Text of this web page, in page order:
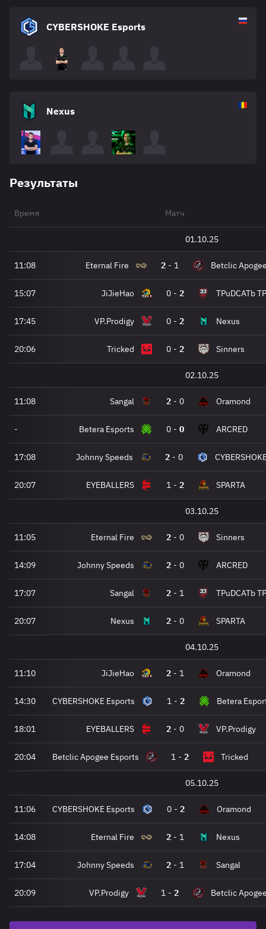
CYBERSHOKE Esports
Nexus
Результаты
Время Матч
01.10.25
11:08 Eternal Fire 2 - 1 Betclic
15:07 JiJieHao 0 - 2 TPuDCATb
17:45 VP.Prodigy 0 - 2 Nexus
20:06 Tricked 0 - 2 Sinners
02.10.25
11:08 Sangal 2 - 0 Oramond
- Betera Esports 0 - 0 ARCRED
17:08 Johnny Speeds 2 - 0
20:07 EYEBALLERS 1 - 2 SPARTA
03.10.25
11:05 Eternal Fire 2 - 0 Sinners
14:09 Johnny Speeds 2 - 0 ARCRED
17:07 Sangal 2 - 1 TPuDCATb
20:07 Nexus 2 - 0 SPARTA
04.10.25
11:10 JiJieHao 2 - 1 Oramond
14:30 CYBERSHOKE Esports 1 - 2 Betera
18:01 EYEBALLERS 2 - 0 VP.Prodigy
20:04 Betclic Apogee Esports 1 - 2 Tricked
05.10.25
11:06 CYBERSHOKE Esports 0 - 2 Oramond
14:08 Eternal Fire 2 - 1 Nexus
17:04 Johnny Speeds 2 - 1 Sangal
20:09 VP.Prodigy 1 - 2 Betclic